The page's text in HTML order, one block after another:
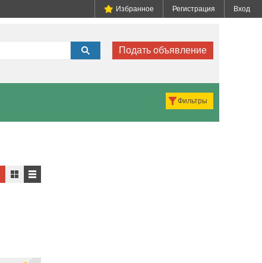
Подать объявление
Фильтры
Избранное Регистрация Вход